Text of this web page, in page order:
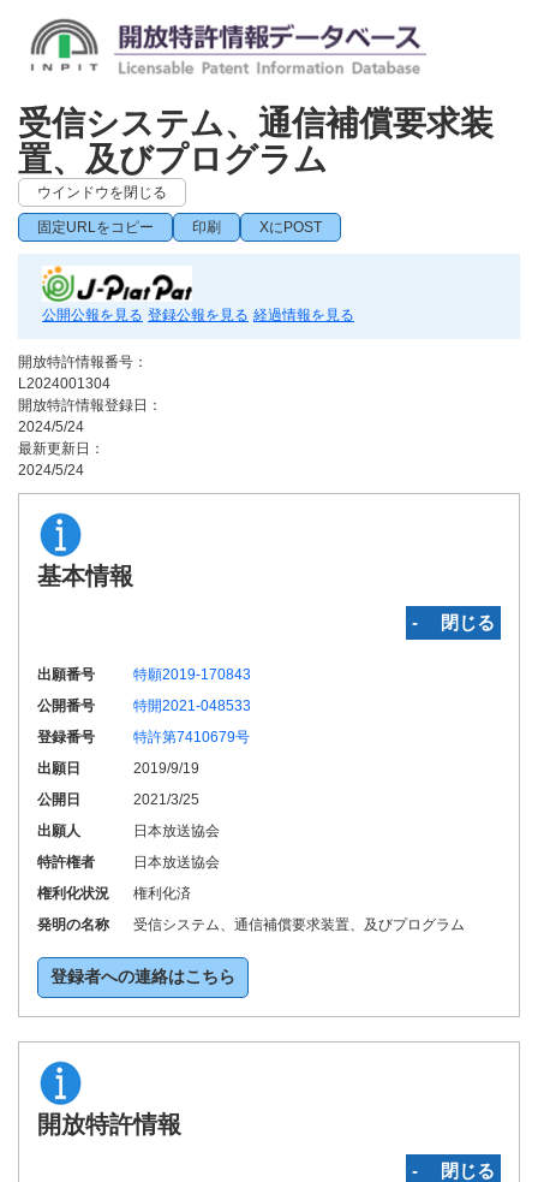
受信システム、通信補償要求装
置、及びプログラム
ウインドウを閉じる
固定URLをコピー 印刷 XにPOST
公開公報を見る 登録公報を見る 経過情報を見る
開放特許情報番号：
L2024001304
開放特許情報登録日：
2024/5/24
最新更新日：
2024/5/24
基本情報
‐ 閉じる
出願番号
特願2019-170843
公開番号
特開2021-048533
登録番号
特許第7410679号
出願日
2019/9/19
公開日
2021/3/25
出願人
日本放送協会
特許権者
日本放送協会
権利化状況
権利化済
発明の名称
受信システム、通信補償要求装置、及びプログラム
登録者への連絡はこちら
開放特許情報
‐ 閉じる